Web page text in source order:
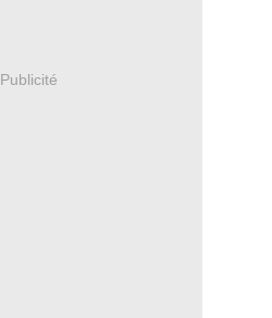
Publicité